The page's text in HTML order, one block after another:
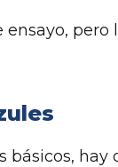
pero
hay